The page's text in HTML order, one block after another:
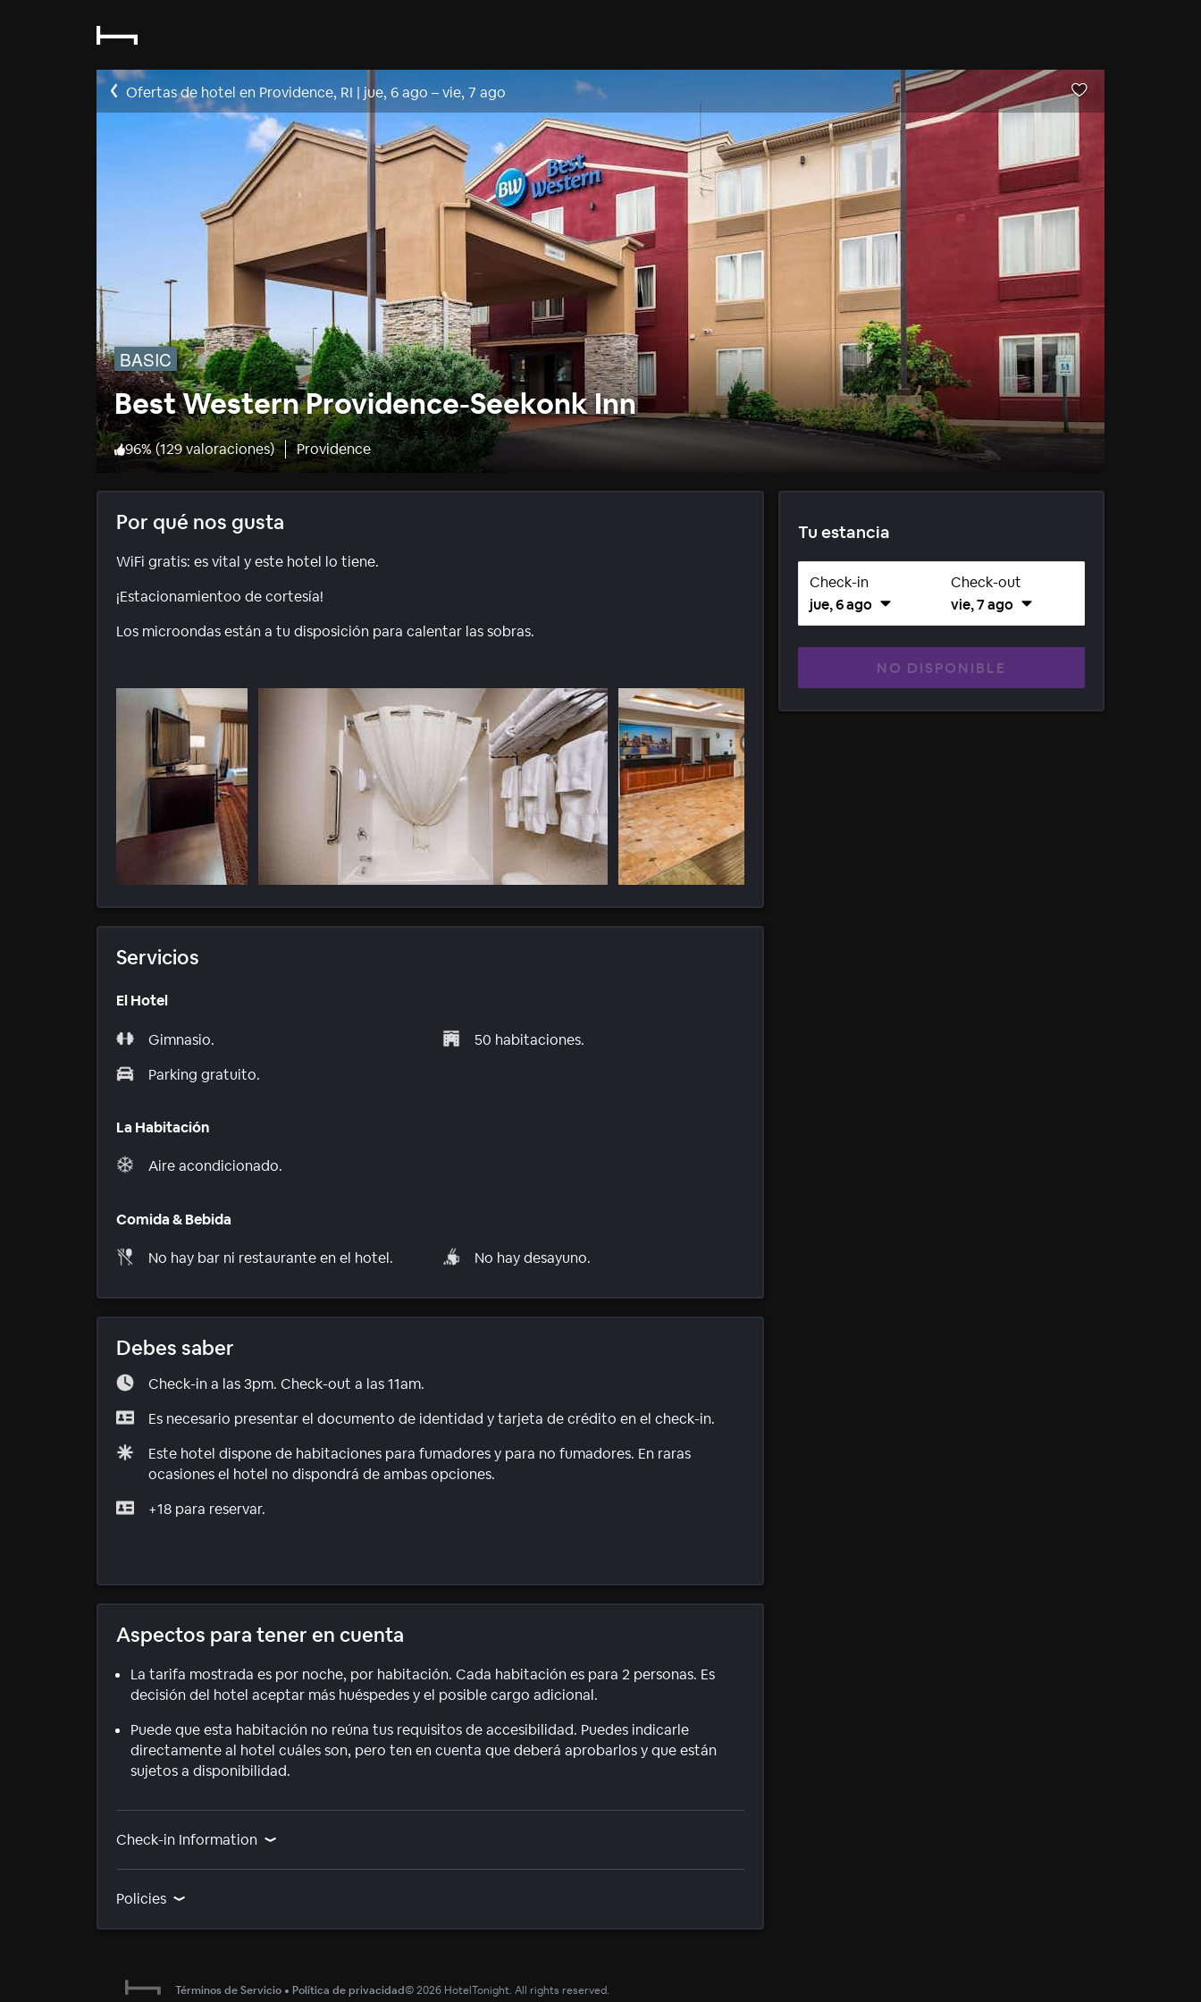
Ofertas de hotel en Providence, RI | jue, 6 ago –vie, 7 ago
BASIC
Best Western Providence-Seekonk Inn
96%(129 valoraciones) Providence
Por qué nos gusta
WiFi gratis: es vital y este hotel lo tiene.
¡Estacionamientoo de cortesía!
Los microondas están a tu disposición para calentar las sobras.
Servicios
El Hotel
Gimnasio.
Parking gratuito.
50 habitaciones.
La Habitación
Aire acondicionado.
Comida & Bebida
No hay bar ni restaurante en el hotel. No hay desayuno.
Debes saber
Check-in a las 3pm. Check-out a las 11am.
Es necesario presentar el documento de identidad y tarjeta de crédito en el check-in.
Este hotel dispone de habitaciones para fumadores y para no fumadores. En raras
ocasiones el hotel no dispondrá de ambas opciones.
+18 para reservar.
Aspectos para tener en cuenta
La tarifa mostrada es por noche, por habitación. Cada habitación es para 2 personas. Es
decisión del hotel aceptar más huéspedes y el posible cargo adicional.
Puede que esta habitación no reúna tus requisitos de accesibilidad. Puedes indicarle
directamente al hotel cuáles son, pero ten en cuenta que deberá aprobarlos y que están
sujetos a disponibilidad.
Check-in Information
Policies
Tu estancia
Check-in
jue, 6 ago
Check-out
vie, 7 ago
NO DISPONIBLE
Términos de Servicio • Política de privacidad©2026 HotelTonight. All rights reserved.